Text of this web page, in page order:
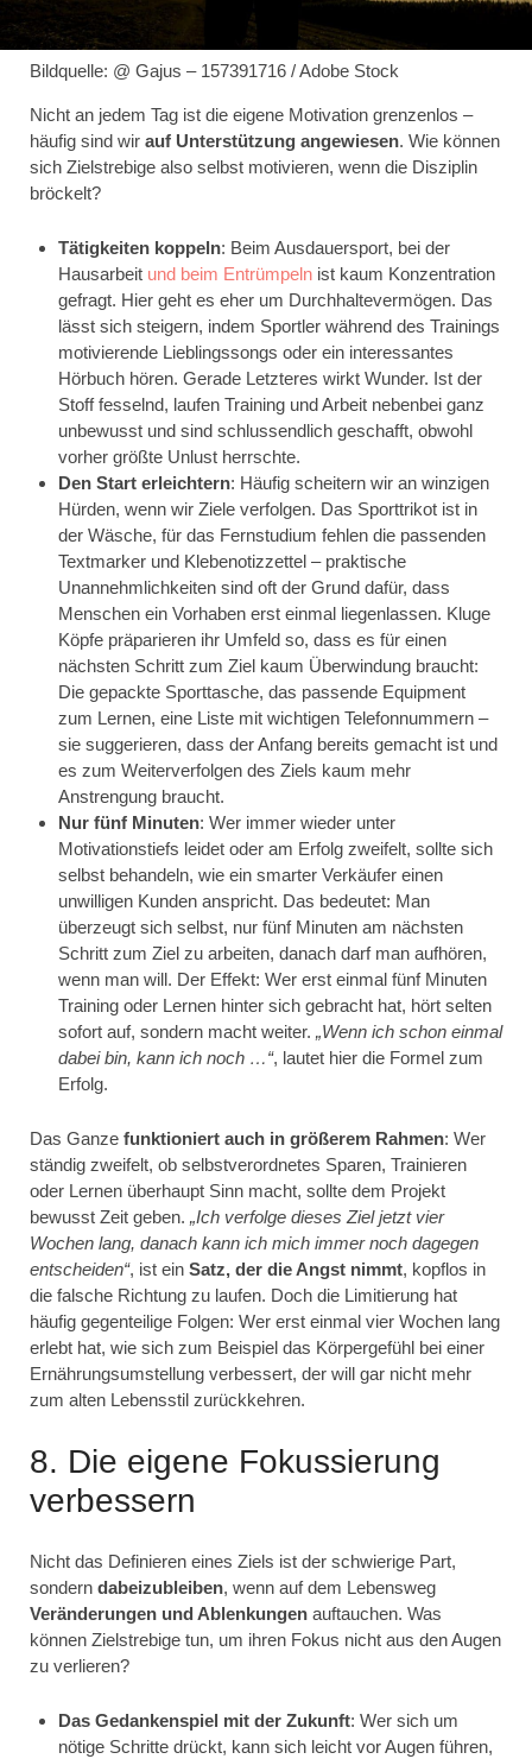
Bildquelle: @ Gajus – 157391716 / Adobe Stock
Nicht an jedem Tag ist die eigene Motivation grenzenlos –
häufig sind wir auf Unterstützung angewiesen. Wie können
sich Zielstrebige also selbst motivieren, wenn die Disziplin
bröckelt?
Tätigkeiten koppeln: Beim Ausdauersport, bei der
Hausarbeit und beim Entrümpeln ist kaum Konzentration
gefragt. Hier geht es eher um Durchhaltevermögen. Das
lässt sich steigern, indem Sportler während des Trainings
motivierende Lieblingssongs oder ein interessantes
Hörbuch hören. Gerade Letzteres wirkt Wunder. Ist der
Stoff fesselnd, laufen Training und Arbeit nebenbei ganz
unbewusst und sind schlussendlich geschafft, obwohl
vorher größte Unlust herrschte.
Den Start erleichtern: Häufig scheitern wir an winzigen
Hürden, wenn wir Ziele verfolgen. Das Sporttrikot ist in
der Wäsche, für das Fernstudium fehlen die passenden
Textmarker und Klebenotizzettel – praktische
Unannehmlichkeiten sind oft der Grund dafür, dass
Menschen ein Vorhaben erst einmal liegenlassen. Kluge
Köpfe präparieren ihr Umfeld so, dass es für einen
nächsten Schritt zum Ziel kaum Überwindung braucht:
Die gepackte Sporttasche, das passende Equipment
zum Lernen, eine Liste mit wichtigen Telefonnummern –
sie suggerieren, dass der Anfang bereits gemacht ist und
es zum Weiterverfolgen des Ziels kaum mehr
Anstrengung braucht.
Nur fünf Minuten: Wer immer wieder unter
Motivationstiefs leidet oder am Erfolg zweifelt, sollte sich
selbst behandeln, wie ein smarter Verkäufer einen
unwilligen Kunden anspricht. Das bedeutet: Man
überzeugt sich selbst, nur fünf Minuten am nächsten
Schritt zum Ziel zu arbeiten, danach darf man aufhören,
wenn man will. Der Effekt: Wer erst einmal fünf Minuten
Training oder Lernen hinter sich gebracht hat, hört selten
sofort auf, sondern macht weiter. „Wenn ich schon einmal
dabei bin, kann ich noch …“, lautet hier die Formel zum
Erfolg.
Das Ganze funktioniert auch in größerem Rahmen: Wer
ständig zweifelt, ob selbstverordnetes Sparen, Trainieren
oder Lernen überhaupt Sinn macht, sollte dem Projekt
bewusst Zeit geben. „Ich verfolge dieses Ziel jetzt vier
Wochen lang, danach kann ich mich immer noch dagegen
entscheiden“, ist ein Satz, der die Angst nimmt, kopflos in
die falsche Richtung zu laufen. Doch die Limitierung hat
häufig gegenteilige Folgen: Wer erst einmal vier Wochen lang
erlebt hat, wie sich zum Beispiel das Körpergefühl bei einer
Ernährungsumstellung verbessert, der will gar nicht mehr
zum alten Lebensstil zurückkehren.
8. Die eigene Fokussierung
verbessern
Nicht das Definieren eines Ziels ist der schwierige Part,
sondern dabeizubleiben, wenn auf dem Lebensweg
Veränderungen und Ablenkungen auftauchen. Was
können Zielstrebige tun, um ihren Fokus nicht aus den Augen
zu verlieren?
Das Gedankenspiel mit der Zukunft: Wer sich um
nötige Schritte drückt, kann sich leicht vor Augen führen,